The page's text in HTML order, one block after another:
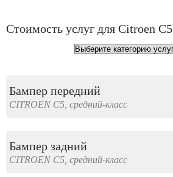
Стоимость услуг для Citroen C5
Бампер передний
CITROEN C5, средний-класс
Бампер задний
CITROEN C5, средний-класс